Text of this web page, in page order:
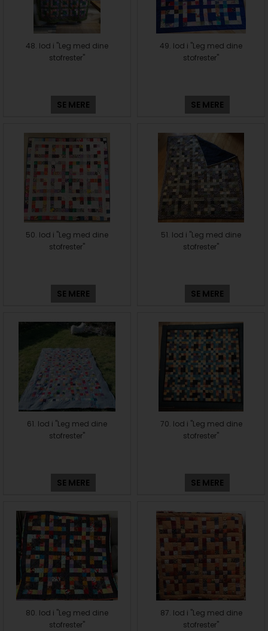
48. lod i "Leg med dine
stofrester"
SE MERE
49. lod i "Leg med dine
stofrester"
SE MERE
50. lod i "Leg med dine
stofrester"
SE MERE
51. lod i "Leg med dine
stofrester"
SE MERE
61. lod i "Leg med dine
stofrester"
SE MERE
70. lod i "Leg med dine
stofrester"
SE MERE
80. lod i "Leg med dine
stofrester"
87. lod i "Leg med dine
stofrester"